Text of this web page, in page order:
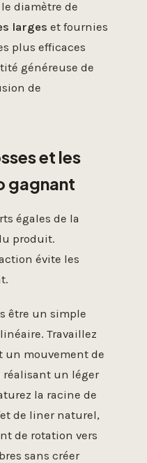
diamètre de
larges et fournies
plus efficaces
généreuse de
de
et les
gagnant
égales de la
produit.
évite les
être un simple
Travaillez
un mouvement de
réalisant un léger
la racine de
de liner naturel,
de rotation vers
sans créer